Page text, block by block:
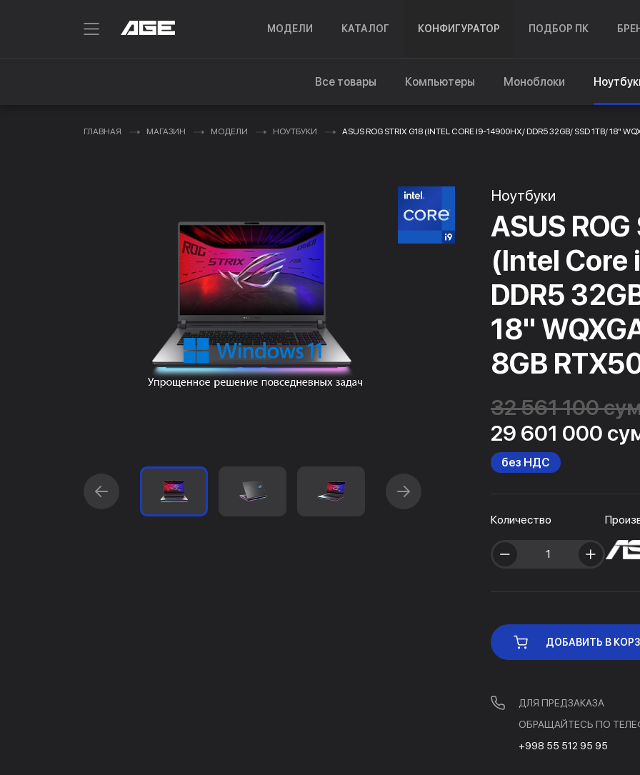
МОДЕЛИ КАТАЛОГ КОНФИГУРАТОР ПОДБОР ПК
Все товары Компьютеры Моноблоки
ГЛАВНАЯ МАГАЗИН МОДЕЛИ НОУТБУКИ ASUS ROG STRIX G18 (INTEL CORE I9-14900HX/ DDR5 32GB/ SSD 1TB/ 18"
Ноутбуки
ASUS
(Intel
DDR5
18"
8GB
32 561 100
29 601 000
без НДС
Количество
ДОБАВИТЬ В
ДЛЯ ПРЕДЗАКАЗА
ОБРАЩАЙТЕСЬ ПО
+998 55 512 95 95